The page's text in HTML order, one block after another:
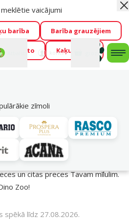
lieliskas cenas mīluļu TOP
piedāvājumu!
Varbūt tieši Tavs mīlulis
→Piedalīties
Mans
konts
vaicājumi
barība Barība grauzējiem
Foresto Kaķu mājas
zīmoli
– atlaides katrai gaumei!
un citas preces Tavam mīlulim.
Zoo!
spēkā līdz 27.08.2026.